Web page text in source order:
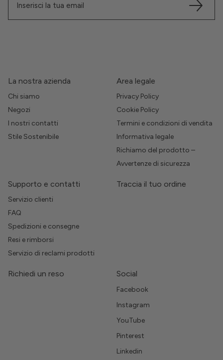
La nostra azienda
Chi siamo
Negozi
I nostri contatti
Stile Sostenibile
Area legale
Privacy Policy
Cookie Policy
Termini e condizioni di vendita
Informativa legale
Richiamo del prodotto –
Avvertenze di sicurezza
Supporto e contatti
Servizio clienti
FAQ
Spedizioni e consegne
Resi e rimborsi
Servizio di reclami prodotti
Traccia il tuo ordine
Richiedi un reso Social
Facebook
Instagram
YouTube
Pinterest
Linkedin